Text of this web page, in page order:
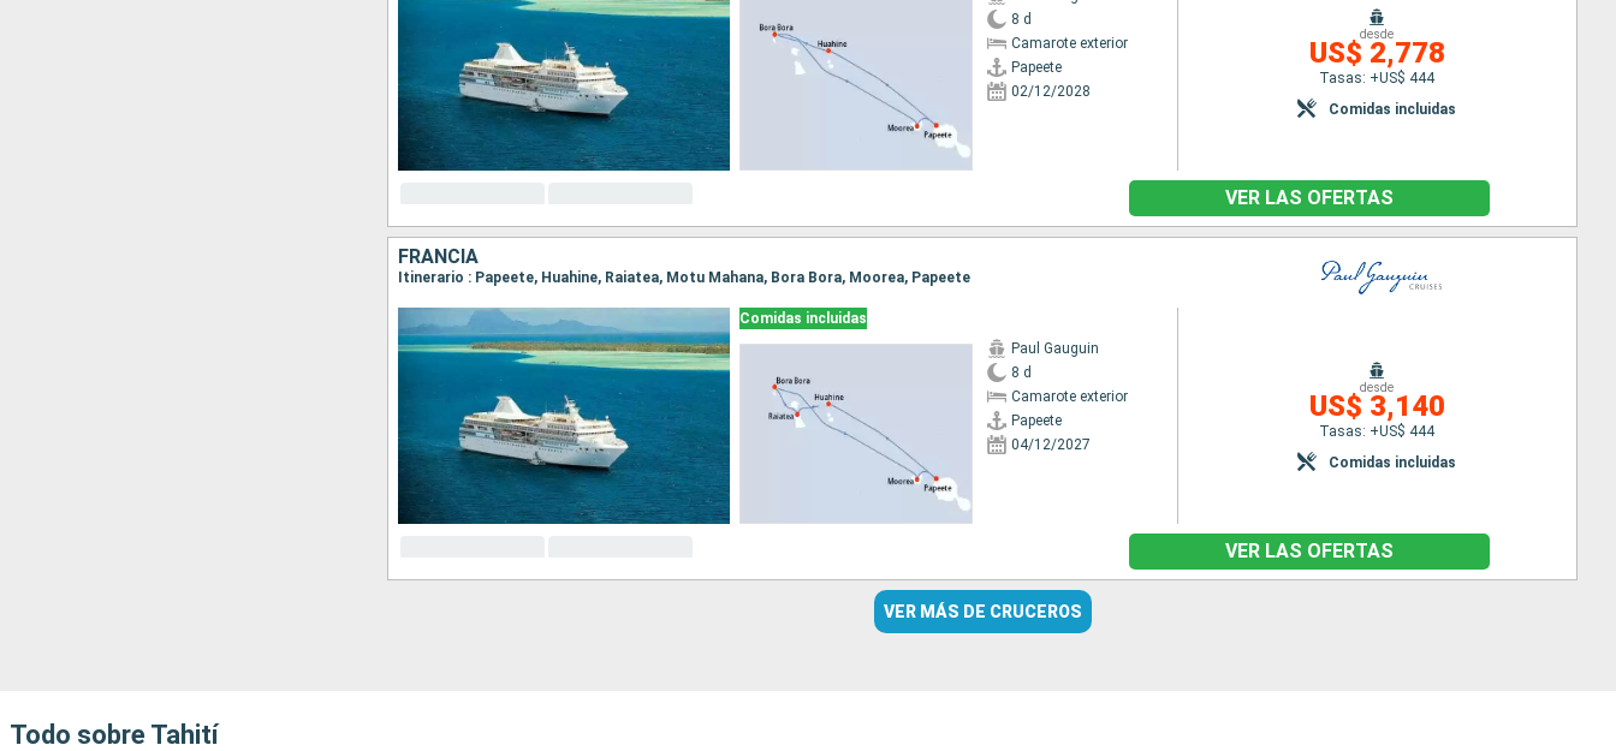
8 d
Camarote exterior
Papeete
02/12/2028
desde
US$ 2,778
Tasas: +US$ 444
Comidas incluidas
VER LAS OFERTAS
FRANCIA
Itinerario : Papeete, Huahine, Raiatea, Motu Mahana, Bora Bora, Moorea, Papeete
Comidas incluidas
Paul Gauguin
8 d
Camarote exterior
Papeete
04/12/2027
desde
US$ 3,140
Tasas: +US$ 444
Comidas incluidas
VER LAS OFERTAS
VER MÁS DE CRUCEROS
Todo sobre Tahití